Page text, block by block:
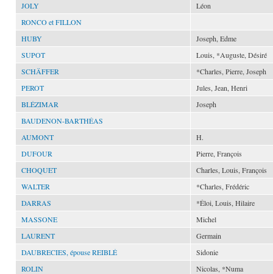
JOLY
Léon
RONCO et FILLON
HUBY
Joseph, Edme
SUPOT
Louis, *Auguste, Désiré
SCHÄFFER
*Charles, Pierre, Joseph
PEROT
Jules, Jean, Henri
BLÉZIMAR
Joseph
BAUDENON-BARTHÉAS
AUMONT
H.
DUFOUR
Pierre, François
CHOQUET
Charles, Louis, François
WALTER
*Charles, Frédéric
DARRAS
*Éloi, Louis, Hilaire
MASSONE
Michel
LAURENT
Germain
DAUBRECIES, épouse REIBLÉ
Sidonie
ROLIN
Nicolas, *Numa